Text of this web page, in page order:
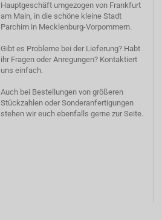
Hauptgeschäft umgezogen von Frankfurt
am Main, in die schöne kleine Stadt
Parchim in Mecklenburg-Vorpommern.
Gibt es Probleme bei der Lieferung? Habt
ihr Fragen oder Anregungen? Kontaktiert
uns einfach.
Auch bei Bestellungen von größeren
Stückzahlen oder Sonderanfertigungen
stehen wir euch ebenfalls gerne zur Seite.